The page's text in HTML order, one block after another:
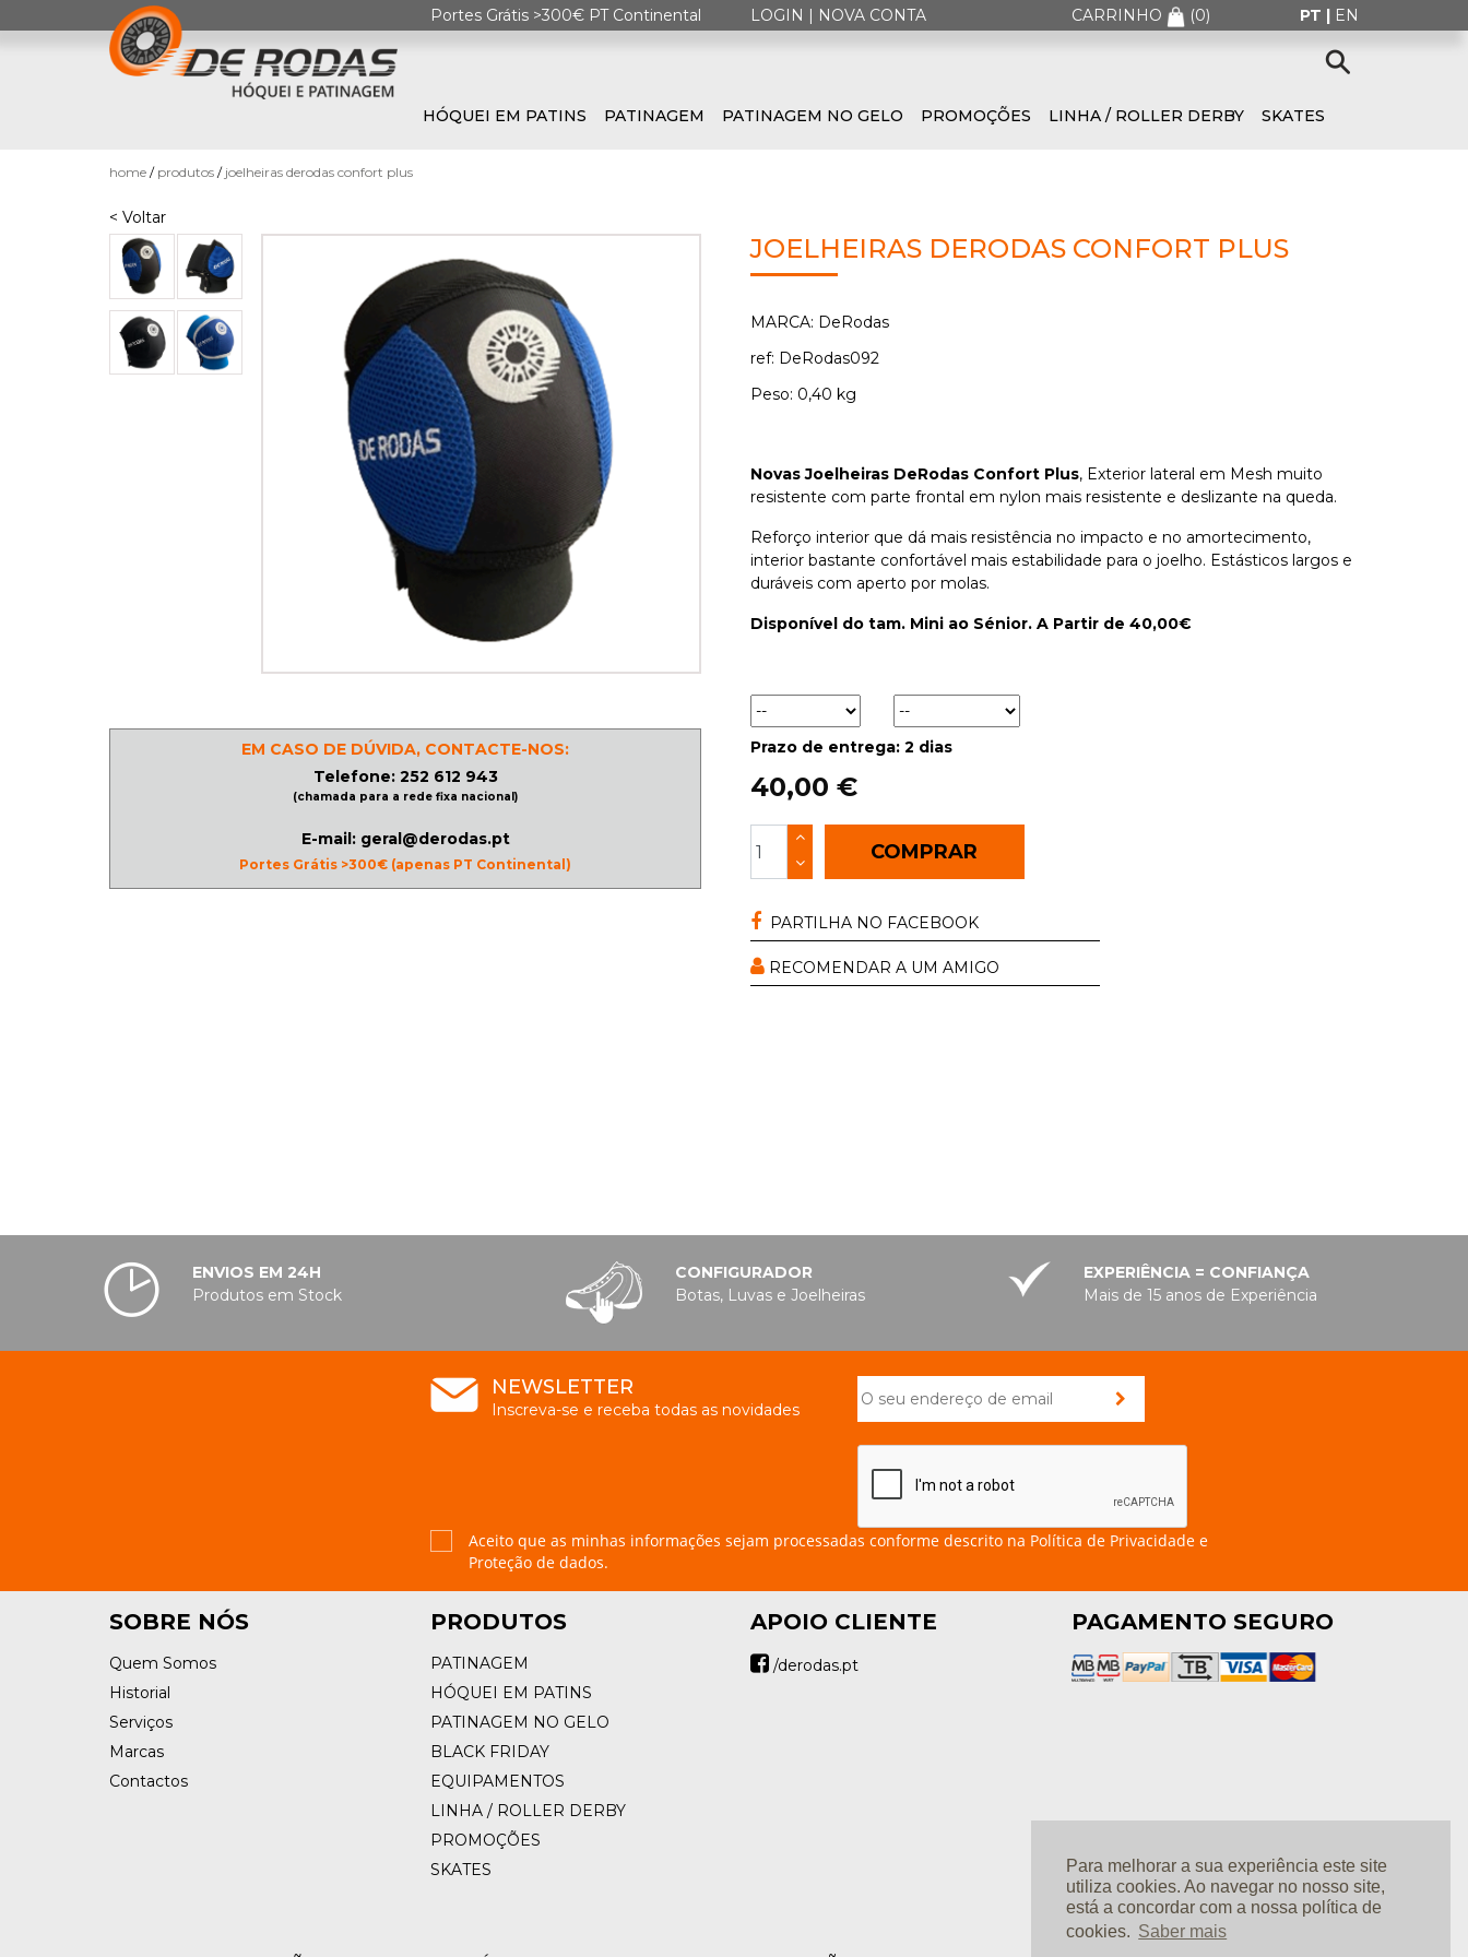
Para melhorar a sua experiência este site
utiliza cookies. Ao navegar no nosso site,
está a concordar com a nossa política de
cookies. Saber mais
Portes Grátis >300€ PT Continental LOGIN | NOVA CONTA CARRINHO (0) PT | EN
HÓQUEI EM PATINS PATINAGEM PATINAGEM NO GELO PROMOÇÕES LINHA / ROLLER DERBY SKATES
home produtos joelheiras derodas confort plus
< Voltar
EM CASO DE DÚVIDA, CONTACTE-NOS:
Telefone: 252 612 943
(chamada para a rede fixa nacional)
E-mail: geral@derodas.pt
Portes Grátis >300€ (apenas PT Continental)
JOELHEIRAS DERODAS CONFORT PLUS
MARCA: DeRodas
ref: DeRodas092
Peso: 0,40 kg
Novas Joelheiras DeRodas Confort Plus, Exterior lateral em Mesh muito
resistente com parte frontal em nylon mais resistente e deslizante na queda.
Reforço interior que dá mais resistência no impacto e no amortecimento,
interior bastante confortável mais estabilidade para o joelho. Estásticos largos e
duráveis com aperto por molas.
Disponível do tam. Mini ao Sénior. A Partir de 40,00€
Prazo de entrega: 2 dias
40,00 €
COMPRAR
PARTILHA NO FACEBOOK
RECOMENDAR A UM AMIGO
ENVIOS EM 24H
Produtos em Stock
CONFIGURADOR
Botas, Luvas e Joelheiras
EXPERIÊNCIA = CONFIANÇA
Mais de 15 anos de Experiência
NEWSLETTER
Inscreva-se e receba todas as novidades
Aceito que as minhas informações sejam processadas conforme descrito na Política de Privacidade e
Proteção de dados.
SOBRE NÓS
Quem Somos
Historial
Serviços
Marcas
Contactos
PRODUTOS
PATINAGEM
HÓQUEI EM PATINS
PATINAGEM NO GELO
BLACK FRIDAY
EQUIPAMENTOS
LINHA / ROLLER DERBY
PROMOÇÕES
SKATES
APOIO CLIENTE
/derodas.pt
PAGAMENTO SEGURO